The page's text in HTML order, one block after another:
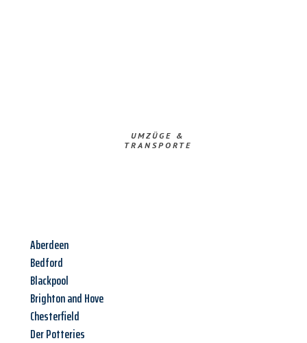
UMZÜGE &
TRANSPORTE
Aberdeen
Bedford
Blackpool
Brighton and Hove
Chesterfield
Der Potteries